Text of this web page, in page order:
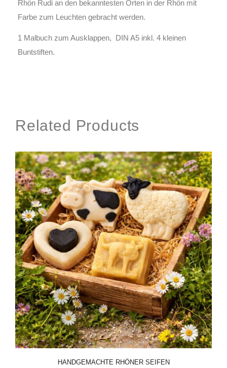
Rhön Rudi an den bekanntesten Orten in der Rhön mit
Farbe zum Leuchten gebracht werden.
1 Malbuch zum Ausklappen, DIN A5 inkl. 4 kleinen
Buntstiften.
Related Products
HANDGEMACHTE RHÖNER SEIFEN